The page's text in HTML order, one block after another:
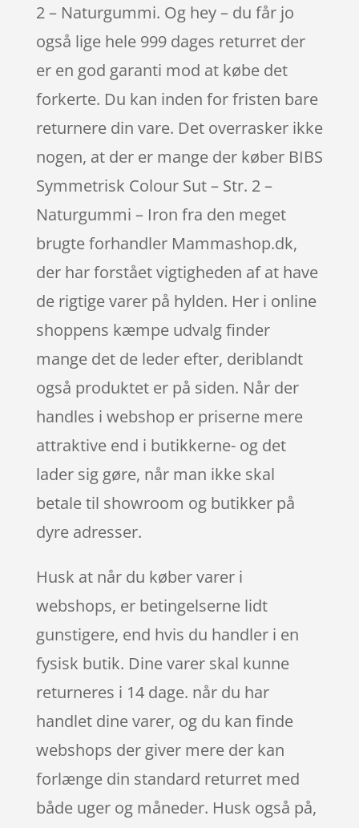
2 – Naturgummi. Og hey – du får jo
også lige hele 999 dages returret der
er en god garanti mod at købe det
forkerte. Du kan inden for fristen bare
returnere din vare. Det overrasker ikke
nogen, at der er mange der køber BIBS
Symmetrisk Colour Sut – Str. 2 –
Naturgummi – Iron fra den meget
brugte forhandler Mammashop.dk,
der har forstået vigtigheden af at have
de rigtige varer på hylden. Her i online
shoppens kæmpe udvalg finder
mange det de leder efter, deriblandt
også produktet er på siden. Når der
handles i webshop er priserne mere
attraktive end i butikkerne- og det
lader sig gøre, når man ikke skal
betale til showroom og butikker på
dyre adresser.
Husk at når du køber varer i
webshops, er betingelserne lidt
gunstigere, end hvis du handler i en
fysisk butik. Dine varer skal kunne
returneres i 14 dage. når du har
handlet dine varer, og du kan finde
webshops der giver mere der kan
forlænge din standard returret med
både uger og måneder. Husk også på,